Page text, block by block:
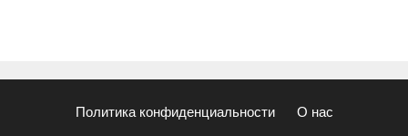
Политика конфиденциальности О нас